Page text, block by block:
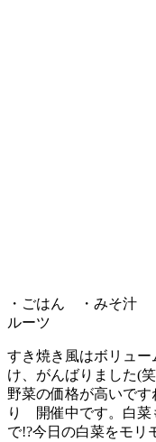
・ごはん ・みそ汁
ルーツ
すき焼き風はボリュ
け、がんばりました(
野菜の価格が高いで
り 開催中です。白菜
で!?今日の白菜をモ